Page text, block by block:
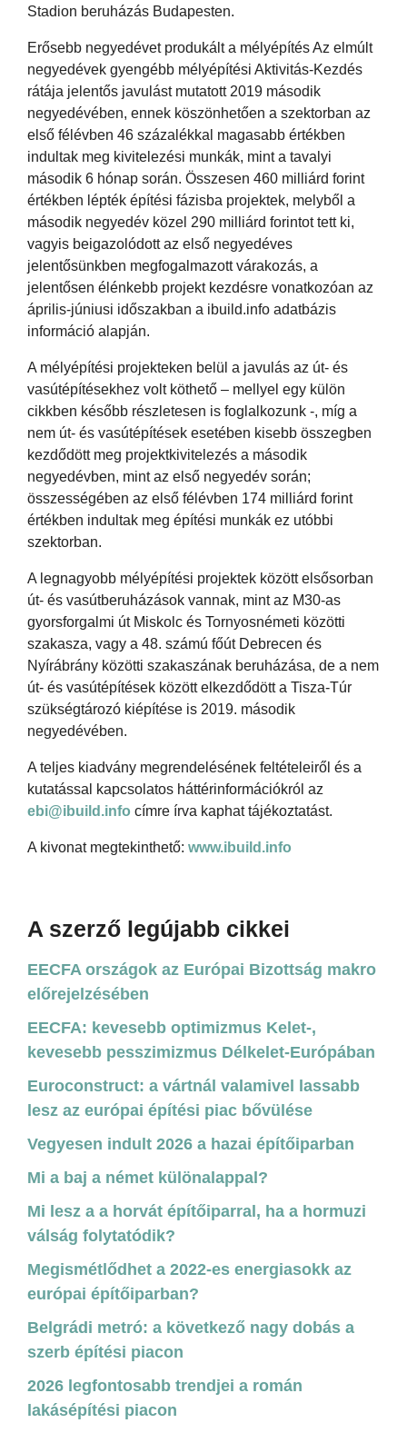
Stadion beruházás Budapesten.
Erősebb negyedévet produkált a mélyépítés Az elmúlt
negyedévek gyengébb mélyépítési Aktivitás-Kezdés
rátája jelentős javulást mutatott 2019 második
negyedévében, ennek köszönhetően a szektorban az
első félévben 46 százalékkal magasabb értékben
indultak meg kivitelezési munkák, mint a tavalyi
második 6 hónap során. Összesen 460 milliárd forint
értékben lépték építési fázisba projektek, melyből a
második negyedév közel 290 milliárd forintot tett ki,
vagyis beigazolódott az első negyedéves
jelentősünkben megfogalmazott várakozás, a
jelentősen élénkebb projekt kezdésre vonatkozóan az
április-júniusi időszakban a ibuild.info adatbázis
információ alapján.
A mélyépítési projekteken belül a javulás az út- és
vasútépítésekhez volt köthető – mellyel egy külön
cikkben később részletesen is foglalkozunk -, míg a
nem út- és vasútépítések esetében kisebb összegben
kezdődött meg projektkivitelezés a második
negyedévben, mint az első negyedév során;
összességében az első félévben 174 milliárd forint
értékben indultak meg építési munkák ez utóbbi
szektorban.
A legnagyobb mélyépítési projektek között elsősorban
út- és vasútberuházások vannak, mint az M30-as
gyorsforgalmi út Miskolc és Tornyosnémeti közötti
szakasza, vagy a 48. számú főút Debrecen és
Nyírábrány közötti szakaszának beruházása, de a nem
út- és vasútépítések között elkezdődött a Tisza-Túr
szükségtározó kiépítése is 2019. második
negyedévében.
A teljes kiadvány megrendelésének feltételeiről és a
kutatással kapcsolatos háttérinformációkról az
ebi@ibuild.info címre írva kaphat tájékoztatást.
A kivonat megtekinthető: www.ibuild.info
A szerző legújabb cikkei
EECFA országok az Európai Bizottság makro
előrejelzésében
EECFA: kevesebb optimizmus Kelet-,
kevesebb pesszimizmus Délkelet-Európában
Euroconstruct: a vártnál valamivel lassabb
lesz az európai építési piac bővülése
Vegyesen indult 2026 a hazai építőiparban
Mi a baj a német különalappal?
Mi lesz a a horvát építőiparral, ha a hormuzi
válság folytatódik?
Megismétlődhet a 2022-es energiasokk az
európai építőiparban?
Belgrádi metró: a következő nagy dobás a
szerb építési piacon
2026 legfontosabb trendjei a román
lakásépítési piacon